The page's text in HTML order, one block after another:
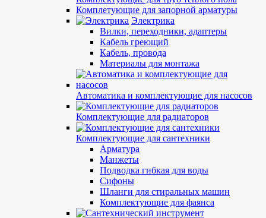
Комплетующие для запорной арматуры
Электрика
Вилки, переходники, адаптеры
Кабель греющий
Кабель, провода
Материалы для монтажа
Автоматика и комплектующие для насосов
Комплектующие для радиаторов
Комплектующие для сантехники
Арматура
Манжеты
Подводка гибкая для воды
Сифоны
Шланги для стиральных машин
Комплектующие для фаянса